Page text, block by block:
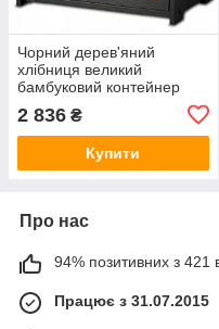
Чорний дерев'яний
хлібниця великий
бамбуковий контейнер
розміром 40x35x25
2 836 ₴
Купити
Про нас
94% позитивних з 421
Працює з 31.07.2015